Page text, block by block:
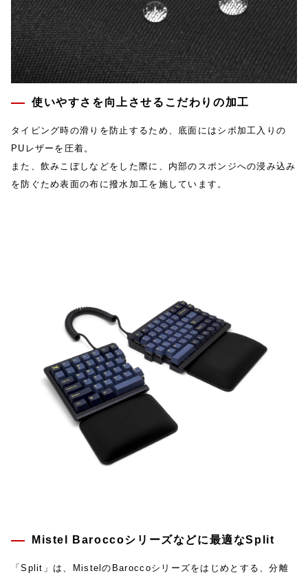
使いやすさを向上させるこだわりの加工
タイピング時の滑りを防止するため、底面にはシボ加工入りの
PUレザーを圧着。
また、飲みこぼしなどをした際に、内部のスポンジへの浸み込み
を防ぐため表面の布に撥水加工を施しています。
Mistel Baroccoシリーズなどに最適なSplit
「Split」は、MistelのBaroccoシリーズをはじめとする、分離